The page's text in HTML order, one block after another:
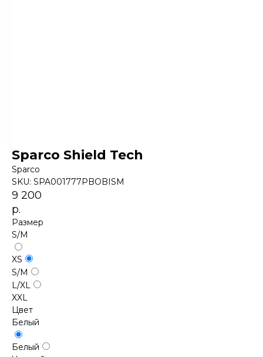
Sparco Shield Tech
Sparco
SKU: SPA001777PBOBISM
9 200
р.
Размер
S/M
XS
S/M
L/XL
XXL
Цвет
Белый
Белый